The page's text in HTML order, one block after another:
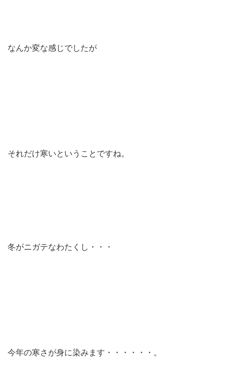
なんか変な感じでしたが
それだけ寒いということですね。
冬がニガテなわたくし・・・
今年の寒さが身に染みます・・・・・・。